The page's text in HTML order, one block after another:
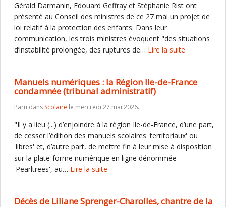
Gérald Darmanin, Edouard Geffray et Stéphanie Rist ont
présenté au Conseil des ministres de ce 27 mai un projet de
loi relatif à la protection des enfants. Dans leur
communication, les trois ministres évoquent "des situations
d’instabilité prolongée, des ruptures de… Lire la suite
Manuels numériques : la Région Ile-de-France
condamnée (tribunal administratif)
Paru dans Scolaire le mercredi 27 mai 2026.
"Il y a lieu (...) d’enjoindre à la région Ile-de-France, d’une part,
de cesser l’édition des manuels scolaires 'territoriaux' ou
'libres' et, d’autre part, de mettre fin à leur mise à disposition
sur la plate-forme numérique en ligne dénommée
'Pearltrees', au… Lire la suite
Décès de Liliane Sprenger-Charolles, chantre de la